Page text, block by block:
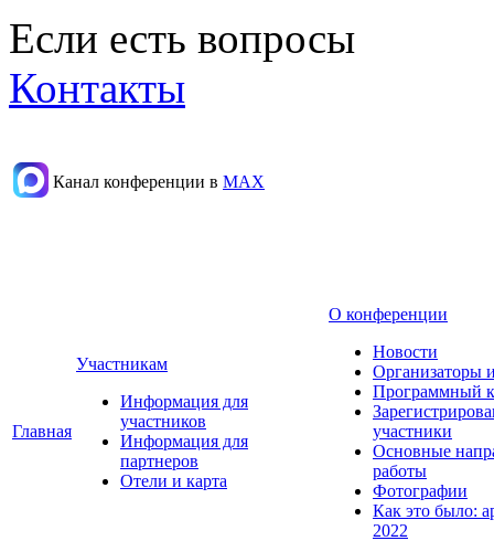
Если есть вопросы
Контакты
Канал конференции в МАХ
Главная
Участникам
Информация для
участников
Информация для
партнеров
Отели и карта
О конференции
Новости
Организаторы
Программный
участники
Основные
работы
Фотографии
Как это было:
2022